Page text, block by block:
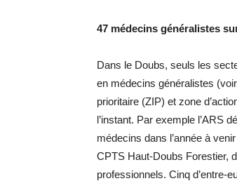
47 médecins généralistes
Dans le Doubs, seuls les
en médecins généralistes
prioritaire (ZIP) et zone
l’instant. Par exemple l’ARS
médecins dans l’année à
CPTS Haut-Doubs Forestier,
professionnels. Cinq d’entre-